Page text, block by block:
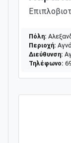
Πόλη:
Περιοχή:
Διεύθυνση:
Τηλέφωνο: